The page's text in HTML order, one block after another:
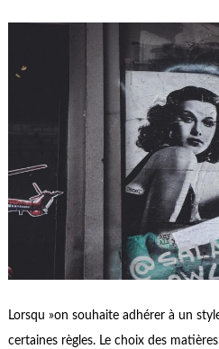
Lorsqu »on souhaite adhérer à un
certaines règles. Le choix des